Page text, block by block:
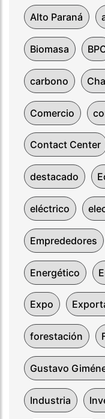
Alto Paraná
Biomasa
carbono
Comercio
Contact Center
destacado
eléctrico
Emprededores
Energético
Expo
forestación
Gustavo
Industria